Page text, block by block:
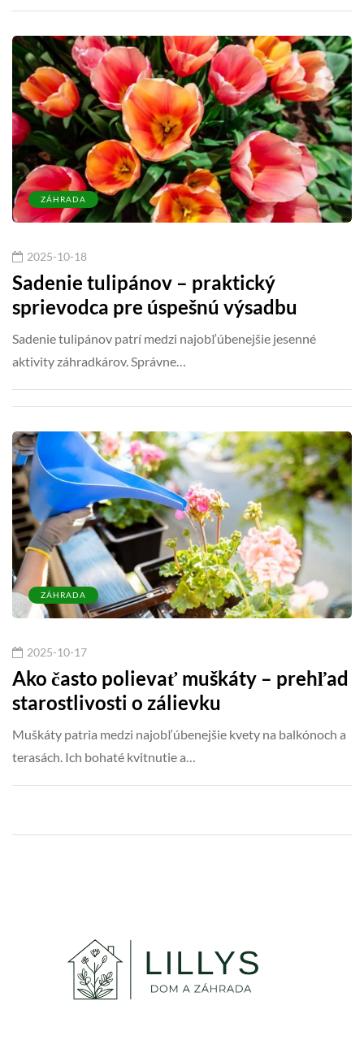
ZÁHRADA
2025-10-18
Sadenie tulipánov – praktický
sprievodca pre úspešnú výsadbu
Sadenie tulipánov patrí medzi najobľúbenejšie jesenné
aktivity záhradkárov. Správne…
ZÁHRADA
2025-10-17
Ako často polievať muškáty – prehľad
starostlivosti o zálievku
Muškáty patria medzi najobľúbenejšie kvety na balkónoch a
terasách. Ich bohaté kvitnutie a…